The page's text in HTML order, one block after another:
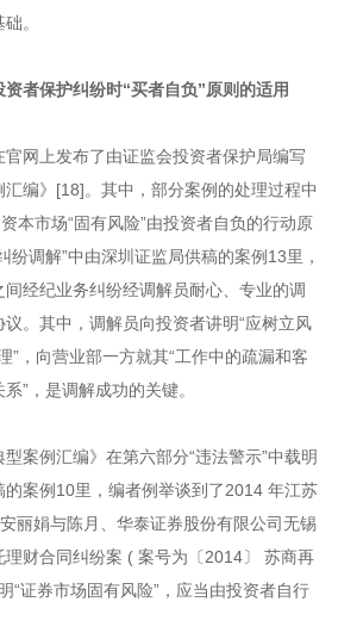
。
资者保护纠纷时“买者自负”原则的适用
网上发布了由证监会投资者保护局编写
编》[18]。其中，部分案例的处理过程中
本市场“固有风险”由投资者自负的行动原
纷调解”中由深圳证监局供稿的案例13里，
经纪业务纠纷经调解员耐心、专业的调
。其中，调解员向投资者讲明“应树立风
”，向营业部一方就其“工作中的疏漏和客
”，是调解成功的关键。
案例汇编》在第六部分“违法警示”中载明
的案例10里，编者例举谈到了2014 年江苏
丽娟与陈月、华泰证券股份有限公司无锡
财合同纠纷案 ( 案号为〔2014〕 苏商再
“证券市场固有风险”，应当由投资者自行